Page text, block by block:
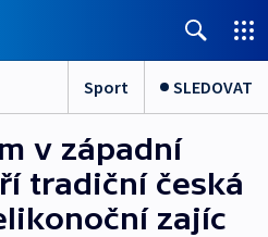
Sport SLEDOVAT
v západní
tradiční česká
zajíc